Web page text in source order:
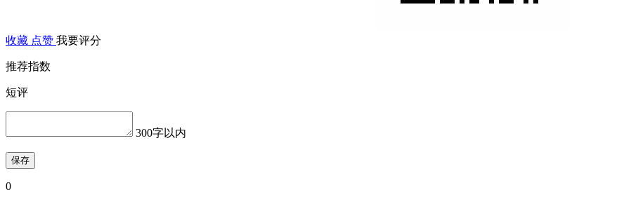
收藏 点赞 我要评分
推荐指数
短评
300字以内
保存
0